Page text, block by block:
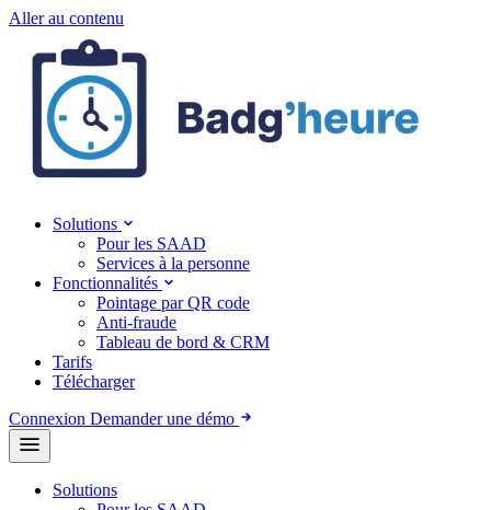
Aller au contenu
Solutions
Pour les SAAD
Services à la personne
Fonctionnalités
Pointage par QR code
Anti-fraude
Tableau de bord & CRM
Tarifs
Télécharger
Connexion Demander une démo
Solutions